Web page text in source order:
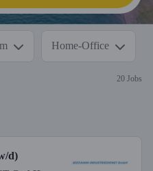
Home-Office
20 Jobs
d)